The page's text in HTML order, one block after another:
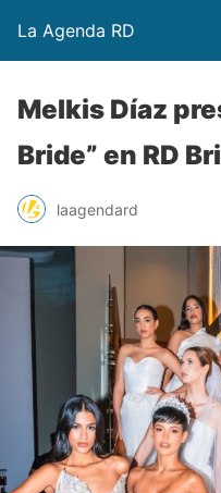
La Agenda RD
Melkis Díaz
Bride” en RD
laagendard